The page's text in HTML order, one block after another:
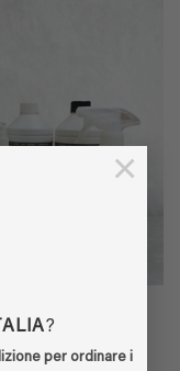
?
per ordinare i
×